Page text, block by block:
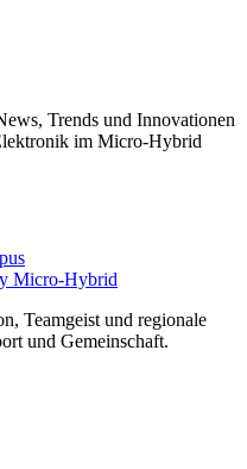
Trends und Innovationen
im Micro-Hybrid
Micro-Hybrid
Teamgeist und regionale
und Gemeinschaft.